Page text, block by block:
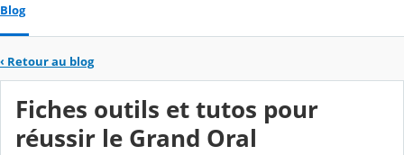
Blog
‹ Retour au blog
Fiches outils et tutos pour
réussir le Grand Oral